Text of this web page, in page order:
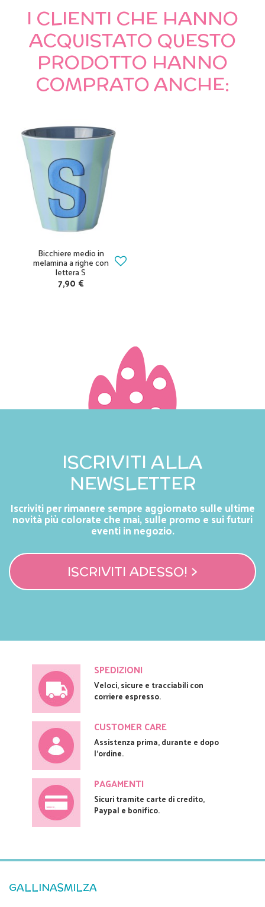
I CLIENTI CHE HANNO
ACQUISTATO QUESTO
PRODOTTO HANNO
COMPRATO ANCHE:
Bicchiere medio in
melamina a righe con
lettera S
7,90 €
ISCRIVITI ALLA
NEWSLETTER
Iscriviti per rimanere sempre aggiornato sulle ultime
novità più colorate che mai, sulle promo e sui futuri
eventi in negozio.
ISCRIVITI ADESSO! >
SPEDIZIONI
Veloci, sicure e tracciabili con
corriere espresso.
CUSTOMER CARE
Assistenza prima, durante e dopo
l'ordine.
PAGAMENTI
Sicuri tramite carte di credito,
Paypal e bonifico.
GALLINASMILZA